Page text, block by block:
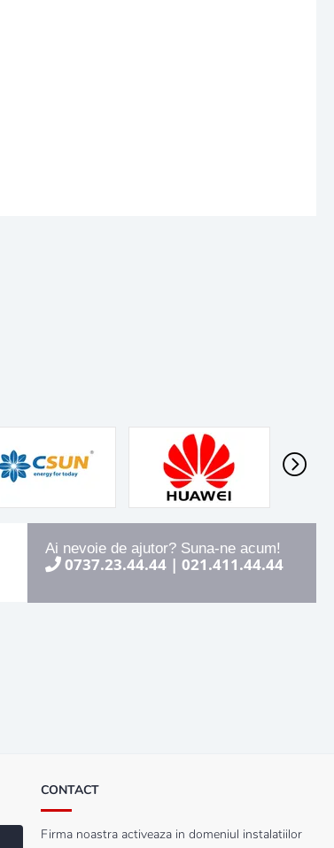
Ai nevoie de ajutor? Suna-ne acum!
0737.23.44.44 | 021.411.44.44
CONTACT
Firma noastra activeaza in domeniul instalatiilor